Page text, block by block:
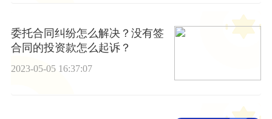
委托合同纠纷怎么解决？没有签
合同的投资款怎么起诉？
2023-05-05 16:37:07